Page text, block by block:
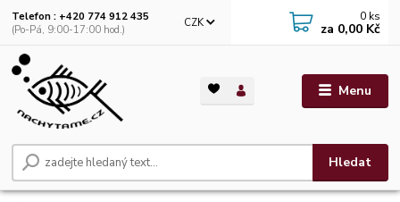
Menu
CZK
Hledat
Telefon : +420 774 912 435
(Po-Pá, 9:00-17:00 hod.)
0 ks
za 0,00 Kč